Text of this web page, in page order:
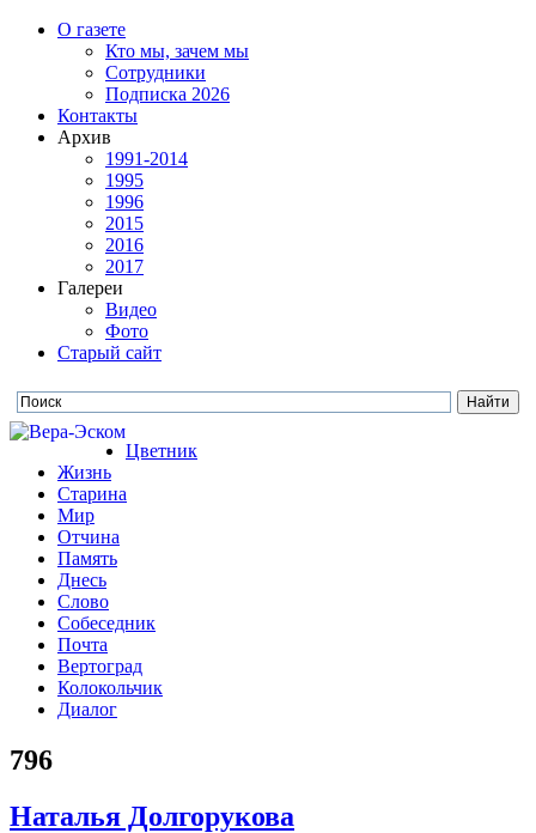
О газете
Кто мы, зачем мы
Сотрудники
Подписка 2026
Контакты
Архив
1991-2014
1995
1996
2015
2016
2017
Галереи
Видео
Фото
Старый сайт
Цветник
Жизнь
Старина
Мир
Отчина
Память
Днесь
Слово
Собеседник
Почта
Вертоград
Колокольчик
Диалог
796
Наталья Долгорукова